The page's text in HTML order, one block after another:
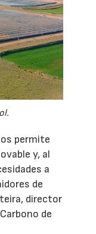
permite
y, al
a
de
director
de